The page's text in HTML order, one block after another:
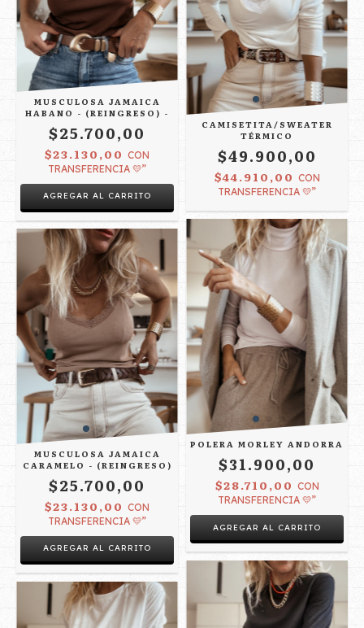
MUSCULOSA JAMAICA
HABANO - (REINGRESO) -
$25.700,00
$23.130,00 CON
TRANSFERENCIA 💛”
AGREGAR AL CARRITO
CAMISETITA/SWEATER
TÉRMICO
$49.900,00
$44.910,00 CON
TRANSFERENCIA 💛”
MUSCULOSA JAMAICA
CARAMELO - (REINGRESO)
$25.700,00
$23.130,00 CON
TRANSFERENCIA 💛”
AGREGAR AL CARRITO
POLERA MORLEY ANDORRA
$31.900,00
$28.710,00 CON
TRANSFERENCIA 💛”